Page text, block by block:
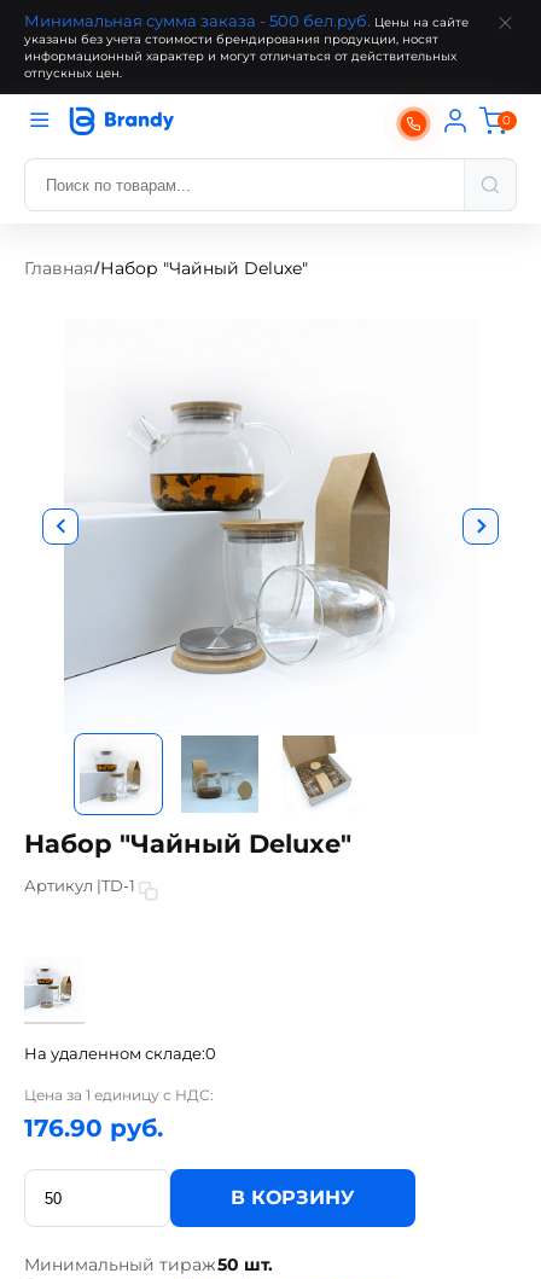
Минимальная сумма заказа - 500 бел.руб. Цены на сайте
указаны без учета стоимости брендирования продукции, носят
информационный характер и могут отличаться от действительных
отпускных цен.
0
Главная/Набор "Чайный Deluxe"
Набор "Чайный Deluxe"
Артикул |TD-1
На удаленном складе:0
Цена за 1 единицу с НДС:
176.90 руб.
В КОРЗИНУ
Минимальный тираж50 шт.